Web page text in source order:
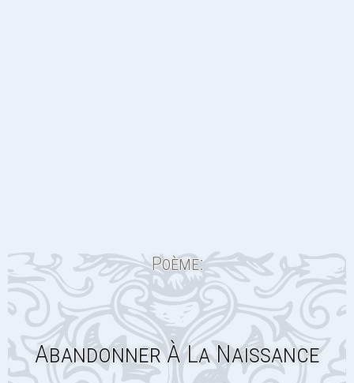
Poème:
Abandonner À La Naissance